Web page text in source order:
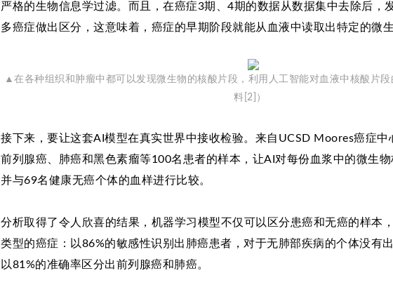
严格的生物信息学过滤。而且，在癌症3期、4期的数据从数据集中去除后，
多癌症做出区分，这意味着，癌症的早期阶段就能从血液中读取出特定的微生
▲在各种组织和肿瘤中都可以发现微生物的核酸片段，利用人工智能对血液中核酸片
料[2]）
接下来，要让这套AI模型在真实世界中接收检验。来自UCSD Moores癌症中
前列腺癌、肺癌和黑色素瘤等100名患者的样本，让AI对每份血浆中的微生物
并与69名健康无癌个体的血样进行比较。
分析取得了令人欣喜的结果，机器学习模型不仅可以区分患癌和无癌的样本
类型的癌症：以86%的敏感性识别出肺癌患者，对于无肺部疾病的个体没有
以81%的准确率区分出前列腺癌和肺癌。